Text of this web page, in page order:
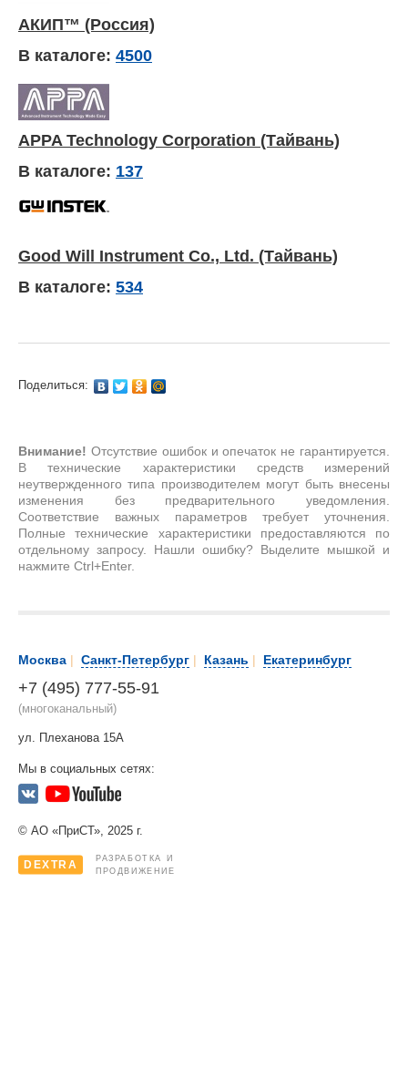
АКИП™ (Россия)
В каталоге: 4500
APPA Technology Corporation (Тайвань)
В каталоге: 137
Good Will Instrument Co., Ltd. (Тайвань)
В каталоге: 534
Поделиться:
Внимание! Отсутствие ошибок и опечаток не гарантируется.
В технические характеристики средств измерений
неутвержденного типа производителем могут быть внесены
изменения без предварительного уведомления.
Соответствие важных параметров требует уточнения.
Полные технические характеристики предоставляются по
отдельному запросу. Нашли ошибку? Выделите мышкой и
нажмите Ctrl+Enter.
Москва | Санкт-Петербург | Казань | Екатеринбург
+7 (495) 777-55-91
(многоканальный)
ул. Плеханова 15А
Мы в социальных сетях:
© АО «ПриСТ», 2025 г.
DEXTRA
РАЗРАБОТКА И
ПРОДВИЖЕНИЕ